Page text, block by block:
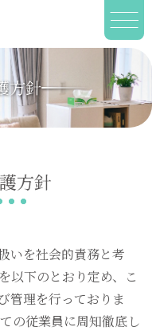
方針
方針
いを社会的責務と考
以下のとおり定め、こ
管理を行っておりま
の従業員に周知徹底し